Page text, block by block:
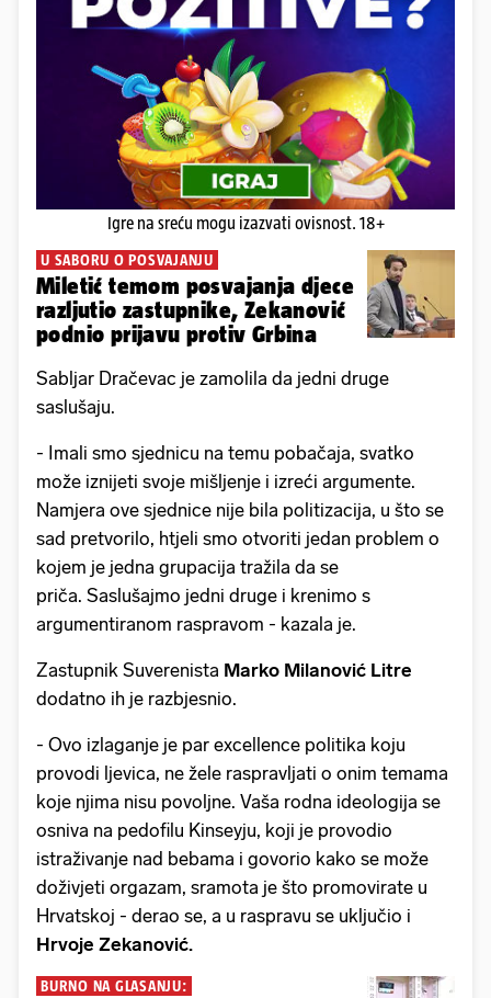
Igre na sreću mogu izazvati ovisnost. 18+
U SABORU O POSVAJANJU
Miletić temom posvajanja djece
razljutio zastupnike, Zekanović
podnio prijavu protiv Grbina
Sabljar Dračevac je zamolila da jedni druge
saslušaju.
- Imali smo sjednicu na temu pobačaja, svatko
može iznijeti svoje mišljenje i izreći argumente.
Namjera ove sjednice nije bila politizacija, u što se
sad pretvorilo, htjeli smo otvoriti jedan problem o
kojem je jedna grupacija tražila da se
priča. Saslušajmo jedni druge i krenimo s
argumentiranom raspravom - kazala je.
Zastupnik Suverenista Marko Milanović Litre
dodatno ih je razbjesnio.
- Ovo izlaganje je par excellence politika koju
provodi ljevica, ne žele raspravljati o onim temama
koje njima nisu povoljne. Vaša rodna ideologija se
osniva na pedofilu Kinseyju, koji je provodio
istraživanje nad bebama i govorio kako se može
doživjeti orgazam, sramota je što promovirate u
Hrvatskoj - derao se, a u raspravu se uključio i
Hrvoje Zekanović.
BURNO NA GLASANJU: